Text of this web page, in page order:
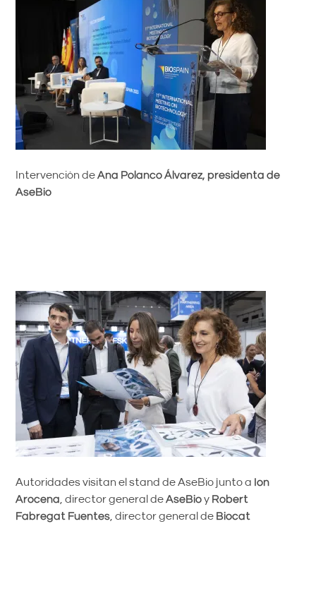
Intervención deAna Polanco Álvarez, presidenta de
AseBio
Autoridades visitan el stand de AseBio junto a Ion
Arocena , director general deAseBioy Robert
Fabregat Fuentes , director general de Biocat